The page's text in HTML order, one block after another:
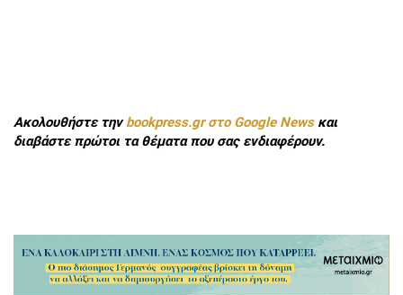
Ακολουθήστε τηνbookpress.gr στο Google Newsκαι
διαβάστε πρώτοι τα θέματα που σας ενδιαφέρουν.